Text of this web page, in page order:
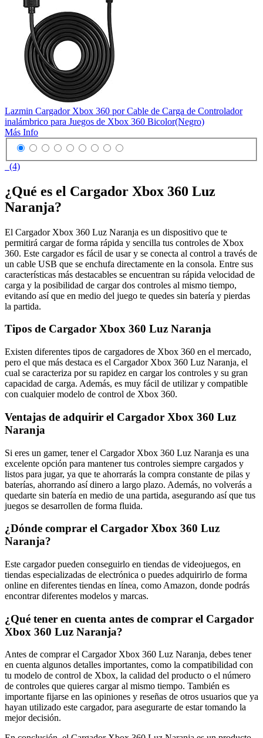
Lazmin Cargador Xbox 360 por Cable de Carga de Controlador
inalámbrico para Juegos de Xbox 360 Bicolor(Negro)
Más Info
(4)
¿Qué es el Cargador Xbox 360 Luz
Naranja?
El Cargador Xbox 360 Luz Naranja es un dispositivo que te
permitirá cargar de forma rápida y sencilla tus controles de Xbox
360. Este cargador es fácil de usar y se conecta al control a través de
un cable USB que se enchufa directamente en la consola. Entre sus
características más destacables se encuentran su rápida velocidad de
carga y la posibilidad de cargar dos controles al mismo tiempo,
evitando así que en medio del juego te quedes sin batería y pierdas
la partida.
Tipos de Cargador Xbox 360 Luz Naranja
Existen diferentes tipos de cargadores de Xbox 360 en el mercado,
pero el que más destaca es el Cargador Xbox 360 Luz Naranja, el
cual se caracteriza por su rapidez en cargar los controles y su gran
capacidad de carga. Además, es muy fácil de utilizar y compatible
con cualquier modelo de control de Xbox 360.
Ventajas de adquirir el Cargador Xbox 360 Luz
Naranja
Si eres un gamer, tener el Cargador Xbox 360 Luz Naranja es una
excelente opción para mantener tus controles siempre cargados y
listos para jugar, ya que te ahorrarás la compra constante de pilas y
baterías, ahorrando así dinero a largo plazo. Además, no volverás a
quedarte sin batería en medio de una partida, asegurando así que tus
juegos se desarrollen de forma fluida.
¿Dónde comprar el Cargador Xbox 360 Luz
Naranja?
Este cargador pueden conseguirlo en tiendas de videojuegos, en
tiendas especializadas de electrónica o puedes adquirirlo de forma
online en diferentes tiendas en línea, como Amazon, donde podrás
encontrar diferentes modelos y marcas.
¿Qué tener en cuenta antes de comprar el Cargador
Xbox 360 Luz Naranja?
Antes de comprar el Cargador Xbox 360 Luz Naranja, debes tener
en cuenta algunos detalles importantes, como la compatibilidad con
tu modelo de control de Xbox, la calidad del producto o el número
de controles que quieres cargar al mismo tiempo. También es
importante fijarse en las opiniones y reseñas de otros usuarios que ya
hayan utilizado este cargador, para asegurarte de estar tomando la
mejor decisión.